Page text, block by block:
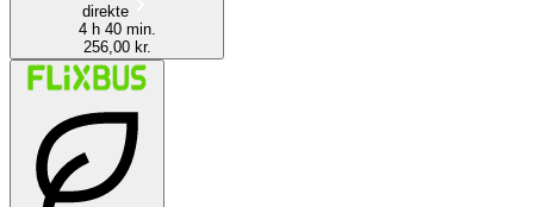
direkte
4 h 40 min.
256,00 kr.